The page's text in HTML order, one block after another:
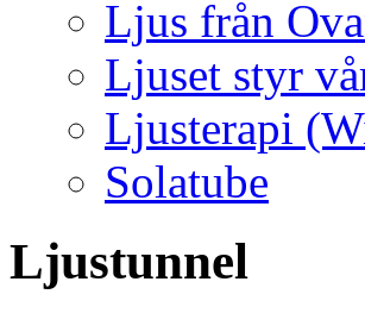
Ljus från
Ljuset styr
Ljusterapi
Solatube
Ljustunnel